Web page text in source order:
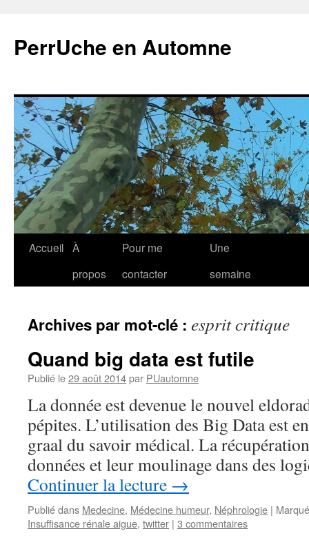
contenu
PerrUche en Automne
Accueil À
propos
Pour me
contacter
Une
semaine
Archives par mot-clé : esprit critique
Quand big data est futile
Publié le29 août 2014par PUautomne
La donnée est devenue le nouvel
pépites. L’utilisation des Big Data est
graal du savoir médical. La
données et leur moulinage dans des
Continuer la lecture →
Publié dans Medecine, Médecine humeur, Néphrologie |
Insuffisance rénale aigue, twitter | 3 commentaires